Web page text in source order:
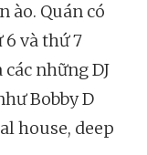
ào. Quán có
6 và thứ 7
những DJ
Bobby D
house, deep